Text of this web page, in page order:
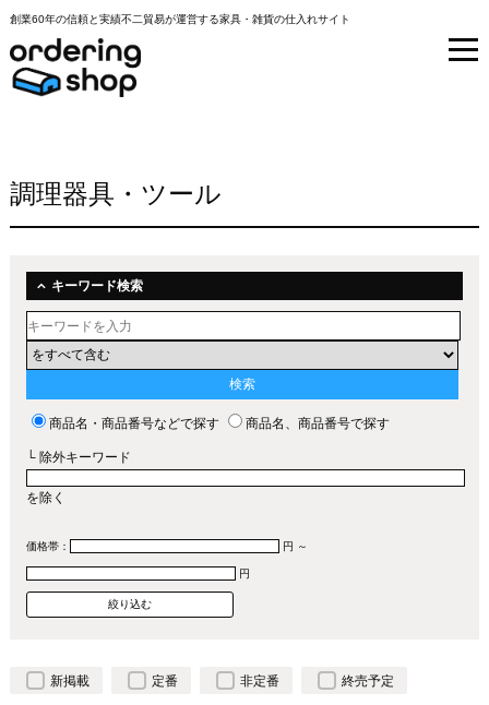
創業60年の信頼と実績不二貿易が運営する家具・雑貨の仕入れサイト
調理器具・ツール
キーワード検索
商品名・商品番号などで探す 商品名、商品番号で探す
└ 除外キーワード
を除く
価格帯： 円 ～
円
新掲載 定番 非定番 終売予定